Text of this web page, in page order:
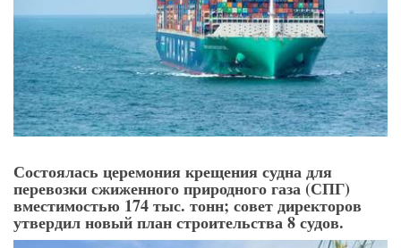
Состоялась церемония крещения судна для
перевозки сжиженного природного газа (СПГ)
вместимостью 174 тыс. тонн; совет директоров
утвердил новый план строительства 8 судов.